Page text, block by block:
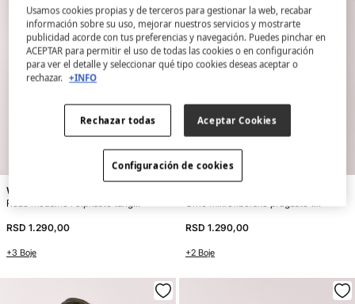
Women'secret
Roze modalne i čipkaste tanga gaćice
RSD 1.290,00
+3 Boje
Crne mikrofiberske prugaste tanga gaćice sa čipkom`
RSD 1.290,00
+2 Boje
Usamos cookies propias y de terceros para gestionar la web, recabar
información sobre su uso, mejorar nuestros servicios y mostrarte
publicidad acorde con tus preferencias y navegación. Puedes pinchar en
ACEPTAR para permitir el uso de todas las cookies o en configuración
para ver el detalle y seleccionar qué tipo cookies deseas aceptar o
rechazar. +INFO
Rechazar todas Aceptar Cookies
Configuración de cookies